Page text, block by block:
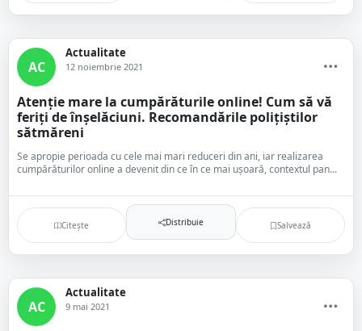
AC
Actualitate
12 noiembrie 2021
Atenție mare la cumpărăturile online! Cum să vă
feriți de înșelăciuni. Recomandările polițiștilor
sătmăreni
Se apropie perioada cu cele mai mari reduceri din ani, iar realizarea
cumpărăturilor online a devenit din ce în ce mai ușoară, contextul pan...
Citește Distribuie Salvează
AC
Actualitate
9 mai 2021